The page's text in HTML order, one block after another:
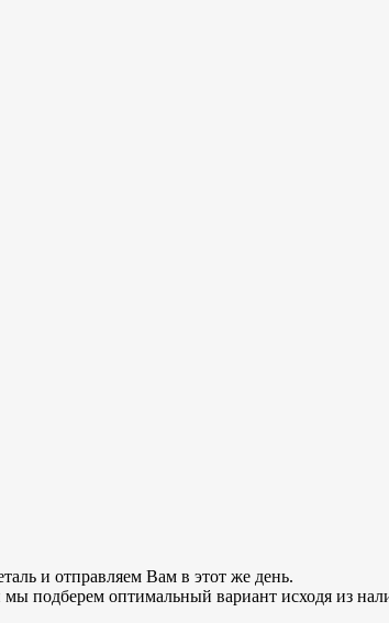
и отправляем Вам в этот же день.
подберем оптимальный вариант исходя из